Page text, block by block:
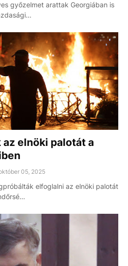
győzelmet arattak Georgiában is
elnöki palotát a
05, 2025
elfoglalni az elnöki palotát